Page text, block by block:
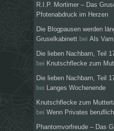
R.I.P. Mortimer – Das
Pfotenabdruck im Herzen
Die Blogpausen werden
Gruselkabinett bei Als
Die lieben Nachbarn, Teil
bei Knutschflecke zum
Die lieben Nachbarn, Teil
bei
Langes Wochenende
Knutschflecke zum
bei Wenn Privates
Phantomvorfreude – Das